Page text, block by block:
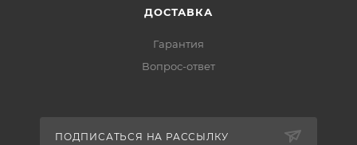
ДОСТАВКА
Гарантия
Вопрос-ответ
ПОДПИСАТЬСЯ НА РАССЫЛКУ